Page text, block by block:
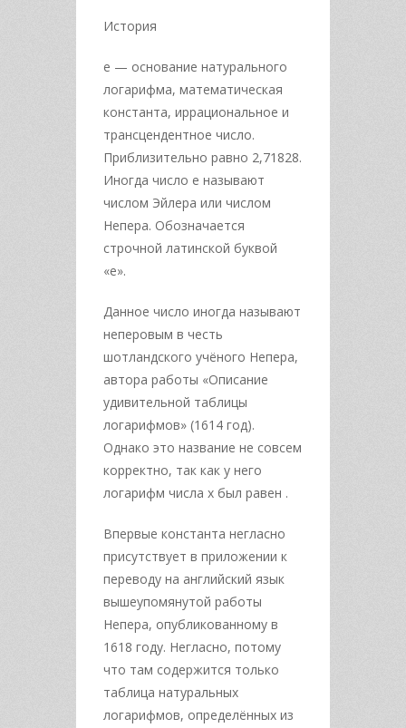
История
e — основание натурального
логарифма, математическая
константа, иррациональное и
трансцендентное число.
Приблизительно равно 2,71828.
Иногда число e называют
числом Эйлера или числом
Непера. Обозначается
строчной латинской буквой
«e».
Данное число иногда называют
неперовым в честь
шотландского учёного Непера,
автора работы «Описание
удивительной таблицы
логарифмов» (1614 год).
Однако это название не совсем
корректно, так как у него
логарифм числа x был равен .
Впервые константа негласно
присутствует в приложении к
переводу на английский язык
вышеупомянутой работы
Непера, опубликованному в
1618 году. Негласно, потому
что там содержится только
таблица натуральных
логарифмов, определённых из